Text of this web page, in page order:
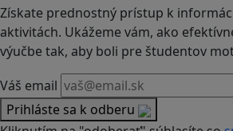
Získate prednostný prístup k
aktivitách. Ukážeme vám, ako
výučbe tak, aby boli pre študentov
Váš email
Prihláste sa k odberu